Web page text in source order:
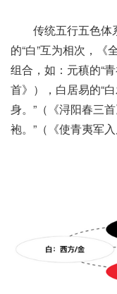
传统五行五色体
的“白”互为相次，《
组合，如：元稹的“
首》），白居易的“
身。”（《浔阳春三
袍。”（《使青夷军